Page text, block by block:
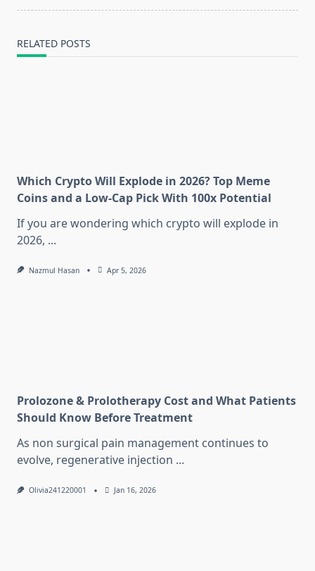
RELATED POSTS
Which Crypto Will Explode in 2026? Top Meme
Coins and a Low-Cap Pick With 100x Potential
If you are wondering which crypto will explode in
2026, ...
Nazmul Hasan Apr 5, 2026
Prolozone & Prolotherapy Cost and What Patients
Should Know Before Treatment
As non surgical pain management continues to
evolve, regenerative injection ...
Olivia241220001 Jan 16, 2026